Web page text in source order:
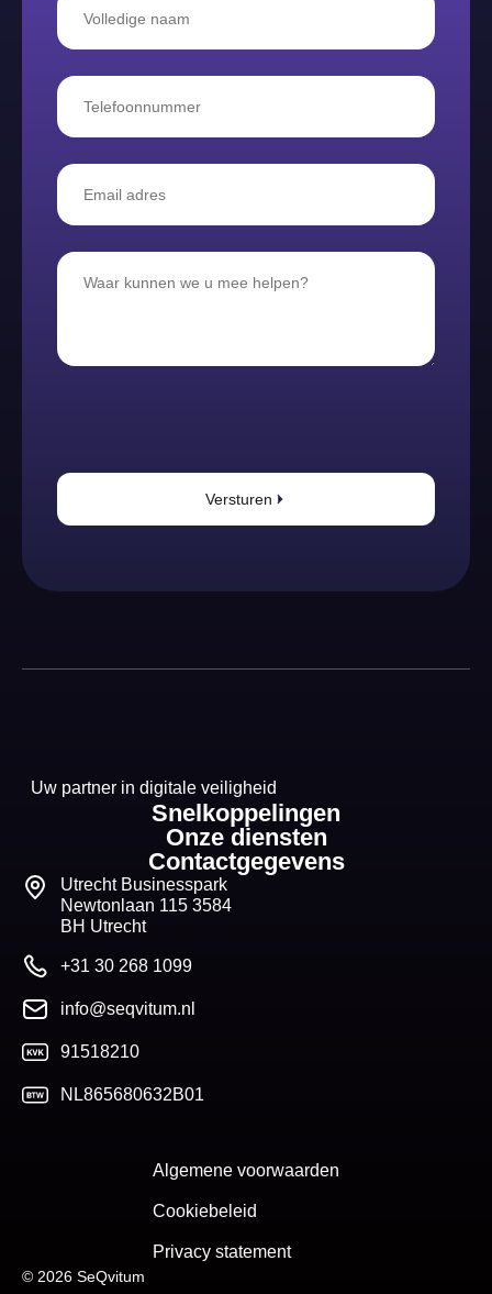
Versturen
Uw partner in digitale veiligheid
Snelkoppelingen
Onze diensten
Contactgegevens
Utrecht Businesspark
Newtonlaan 115 3584
BH Utrecht
+31 30 268 1099
info@seqvitum.nl
91518210
NL865680632B01
© 2026 SeQvitum
Algemene voorwaarden
Cookiebeleid
Privacy statement